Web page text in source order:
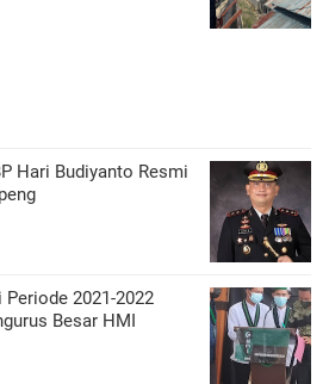
Hari Budiyanto Resmi
Periode 2021-2022
Besar HMI